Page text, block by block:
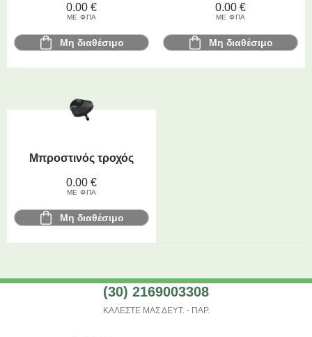
0.00 €
ΜΕ ΦΠΑ
Μη διαθέσιμο
0.00 €
ΜΕ ΦΠΑ
Μη διαθέσιμο
Μπροστινός τροχός
0.00 €
ΜΕ ΦΠΑ
Μη διαθέσιμο
(30) 2169003308
ΚΑΛΕΣΤΕ ΜΑΣ ΔΕΥΤ. - ΠΑΡ.